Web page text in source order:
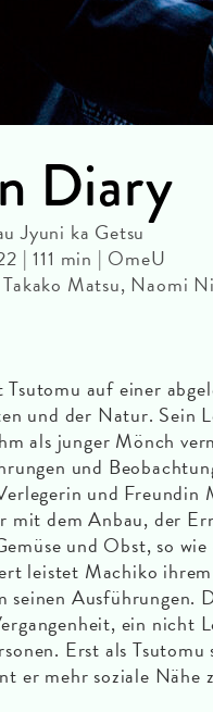
Diary
Jyuni ka Getsu
| 111 min | OmeU
Matsu, Naomi
Tsutomu auf einer
und der Natur. Sein
als junger Mönch
und
und Freundin
mit dem Anbau, der
und Obst, so
leistet Machiko
seinen Ausführungen.
ein nicht
Erst als
er mehr soziale Nähe